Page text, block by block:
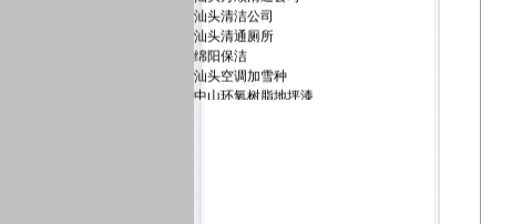
汕头清洁公司
汕头清通厕所
绵阳保洁
汕头空调加雪种
中山环氧树脂地坪漆